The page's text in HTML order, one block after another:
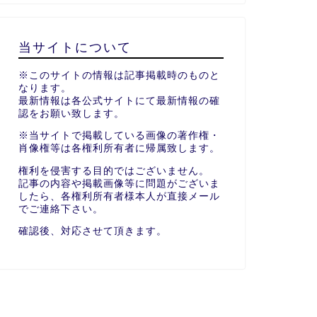
当サイトについて
※このサイトの情報は記事掲載時のものと
なります。
最新情報は各公式サイトにて最新情報の確
認をお願い致します。
※当サイトで掲載している画像の著作権・
肖像権等は各権利所有者に帰属致します。
権利を侵害する目的ではございません。
記事の内容や掲載画像等に問題がございま
したら、各権利所有者様本人が直接メール
でご連絡下さい。
確認後、対応させて頂きます。